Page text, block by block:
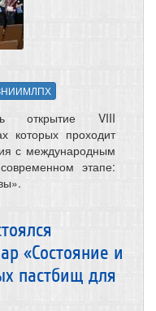
открытие VIII
которых проходит
с международным
этапе:
«Состояние и
пастбищ для